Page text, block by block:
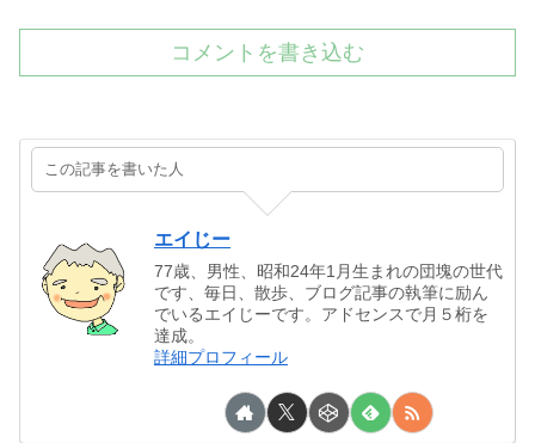
コメントを書き込む
この記事を書いた人
エイじー
77歳、男性、昭和24年1月生まれの団塊の世代
です、毎日、散歩、ブログ記事の執筆に励ん
でいるエイじーです。アドセンスで月５桁を
達成。
詳細プロフィール